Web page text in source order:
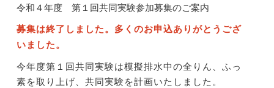
令和４年度 第１回共同実験参加募集のご案内
募集は終了しました。多くのお申込ありがとうござ
いました。
今年度第１回共同実験は模擬排水中の全りん、ふっ
素を取り上げ、共同実験を計画いたしました。